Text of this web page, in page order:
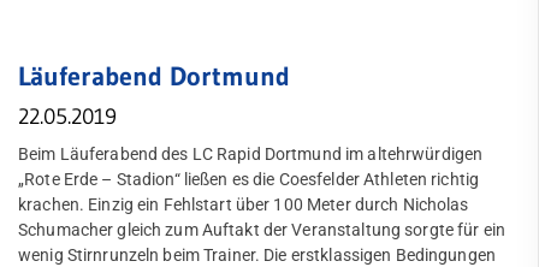
Läuferabend Dortmund
22.05.2019
Beim Läuferabend des LC Rapid Dortmund im altehrwürdigen
„Rote Erde – Stadion“ ließen es die Coesfelder Athleten richtig
krachen. Einzig ein Fehlstart über 100 Meter durch Nicholas
Schumacher gleich zum Auftakt der Veranstaltung sorgte für ein
wenig Stirnrunzeln beim Trainer. Die erstklassigen Bedingungen
Badminton
Bogensport
Dart
Sie können zwischen "Sportangebote" und "Webseite" über
die nachfolgenden Schaltflächen wählen.
Sportangebote finden Webseite durchsuchen